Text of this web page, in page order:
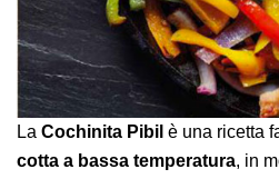
La Cochinita Pibil è una ricetta
cotta a bassa temperatura, in